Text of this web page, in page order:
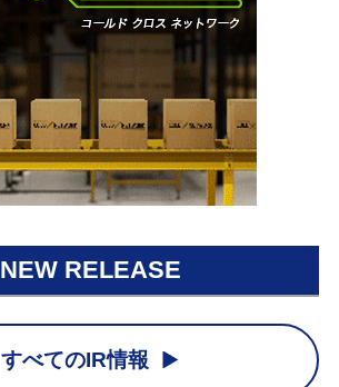
NEW RELEASE
すべてのIR情報